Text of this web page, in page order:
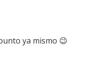
ya mismo 😉